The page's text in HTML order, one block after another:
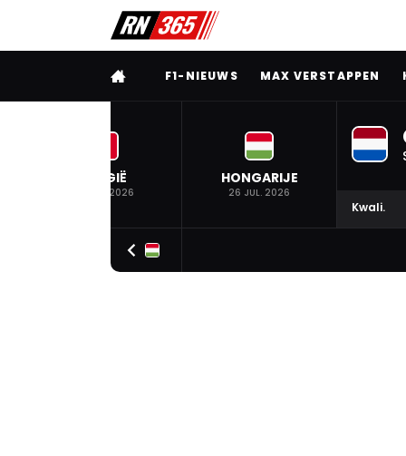
VOLLEDIG MENU
F1-NIEUWS MAX VERSTAPPEN
BELGIË
19 JUL. 2026
HONGARIJE
26 JUL. 2026
Kwali.